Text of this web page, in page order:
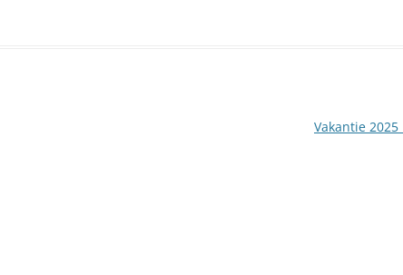
Vakantie 2025